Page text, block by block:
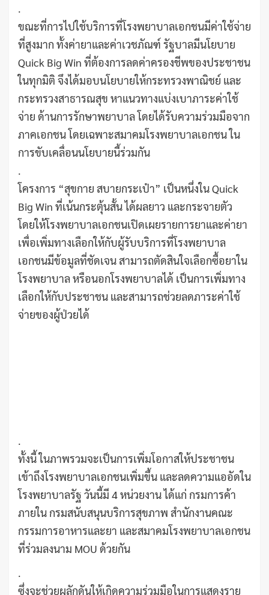
.
ขณะที่การไปใช้บริการที่โรงพยาบาลเอกชนมีค่าใช้จ่าย
ที่สูงมาก ทั้งค่ายาและค่าเวชภัณฑ์ รัฐบาลมีนโยบาย
Quick Big Win ที่ต้องการลดค่าครองชีพของประชาชน
ในทุกมิติ จึงได้มอบนโยบายให้กระทรวงพาณิชย์ และ
กระทรวงสาธารณสุข หาแนวทางแบ่งเบาภาระค่าใช้
จ่าย ด้านการรักษาพยาบาล โดยได้รับความร่วมมือจาก
ภาคเอกชน โดยเฉพาะสมาคมโรงพยาบาลเอกชน ใน
การขับเคลื่อนนโยบายนี้ร่วมกัน
.
โครงการ “สุขกาย สบายกระเป๋า” เป็นหนึ่งใน Quick
Big Win ที่เน้นกระตุ้นสั้น ได้ผลยาว และกระจายตัว
โดยให้โรงพยาบาลเอกชนเปิดเผยรายการยาและค่ายา
เพื่อเพิ่มทางเลือกให้กับผู้รับบริการที่โรงพยาบาล
เอกชนมีข้อมูลที่ชัดเจน สามารถตัดสินใจเลือกซื้อยาใน
โรงพยาบาล หรือนอกโรงพยาบาลได้ เป็นการเพิ่มทาง
เลือกให้กับประชาชน และสามารถช่วยลดภาระค่าใช้
จ่ายของผู้ป่วยได้
.
ทั้งนี้ ในภาพรวมจะเป็นการเพิ่มโอกาสให้ประชาชน
เข้าถึงโรงพยาบาลเอกชนเพิ่มขึ้น และลดความแออัดใน
โรงพยาบาลรัฐ วันนี้มี 4 หน่วยงาน ได้แก่ กรมการค้า
ภายใน กรมสนับสนุนบริการสุขภาพ สำนักงานคณะ
กรรมการอาหารและยา และสมาคมโรงพยาบาลเอกชน
ที่ร่วมลงนาม MOU ด้วยกัน
.
ซึ่งจะช่วยผลักดันให้เกิดความร่วมมือในการแสดงราย